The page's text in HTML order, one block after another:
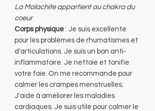
La Malachite appartient au chakra du
coeur
Corps physique : Je suis excellente
pour les problèmes de rhumatismes et
d'articulations. Je suis un bon anti-
inflammatoire. Je nettoie et tonifie
votre foie. On me recommande pour
calmer les crampes menstruelles.
J'aide à améliorer les maladies
cardiaques. Je suis utile pour calmer le